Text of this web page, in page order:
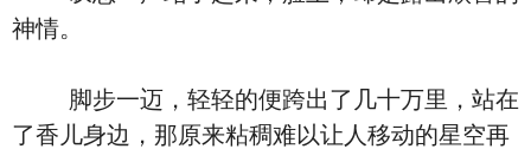
神情。
脚步一迈，轻轻的便跨出了几十万里，站在
了香儿身边，那原来粘稠难以让人移动的星空再